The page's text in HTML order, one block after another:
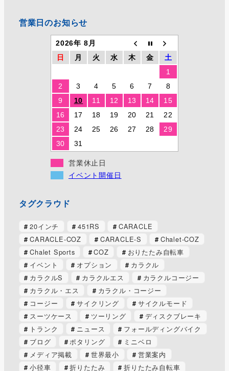
営業日のお知らせ
2026年 8月
日
月 火 水 木 金
土
1
2
3 4 5 6 7
8
9
10 11 12 13 14
15
16
17 18 19 20 21
22
23
24 25 26 27 28
29
30
31
営業休止日
イベント開催日
タグクラウド
20インチ 451RS
CARACLE
CARACLE-COZ
CARACLE-S
Chalet-COZ
Chalet Sports
COZ
おりたたみ自転車
イベント
オプション
カラクル
カラクルS
カラクルエス
カラクルコージー
カラクル・エス
カラクル・コージー
コージー
サイクリング
サイクルモード
スーツケース
ツーリング
ディスクブレーキ
トランク
ニュース
フォールディングバイク
ブログ
ポタリング
ミニベロ
メディア掲載
世界最小
営業案内
小径車
折りたたみ 折りたたみ自転車